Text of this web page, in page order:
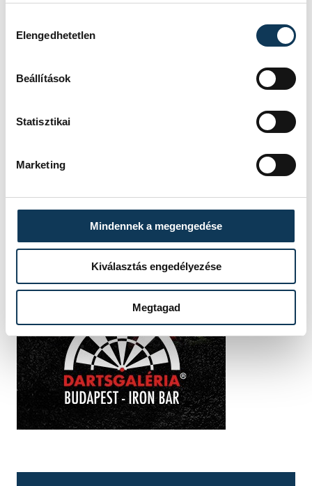
Elengedhetetlen
Beállítások
Statisztikai
Marketing
Mindennek a megengedése
Kiválasztás engedélyezése
Megtagad